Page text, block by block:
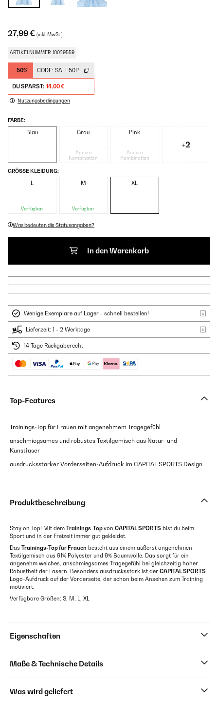
27,99 € (inkl. MwSt.)
ARTIKELNUMMER: 10029559
-50% CODE: SALE50P
DU SPARST: 14,00 €
Nutzungsbedingungen
FARBE:
Blau Grau
Andere
Kombination
Pink
Andere
Kombination
+2
GRÖSSE KLEIDUNG:
L
Verfügbar
M
Verfügbar
XL
Was bedeuten die Statusangaben?
In den Warenkorb
Wenige Exemplare auf Lager - schnell bestellen!
Lieferzeit: 1 - 2 Werktage
14 Tage Rückgaberecht
Top-Features
Trainings-Top für Frauen mit angenehmem Tragegefühl
anschmiegsames und robustes Textilgemisch aus Natur- und
Kunstfaser
ausdrucksstarker Vorderseiten-Aufdruck im CAPITAL SPORTS Design
Produktbeschreibung
Stay on Top! Mit dem Trainings-Topvon CAPITAL SPORTS bist du beim
Sport und in der Freizeit immer gut gekleidet.
Das Trainings-Top für Frauen besteht aus einem äußerst angenehmen
Textilgemisch aus 91% Polyester und 9% Baumwolle. Das sorgt für ein
angenehm weiches, anschmiegsames Tragegefühl bei gleichzeitig hoher
Robustheit der Fasern. Besonders ausdrucksstark ist der CAPITAL SPORTS
Logo-Aufdruck auf der Vorderseite, der schon beim Ansehen zum Training
motiviert.
Verfügbare Größen: S, M, L, XL
Eigenschaften
Maße & Technische Details
Was wird geliefert